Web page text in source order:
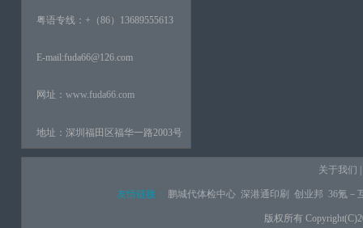
粤语专线：+（86）13689555613
E-mail:fuda66@126.com
网址： www.fuda66.com
地址：深圳福田区福华一路2003号
关于我们
友情链接： 鹏城代体检中心 深港通印刷 创业邦 36氪－
版权所有